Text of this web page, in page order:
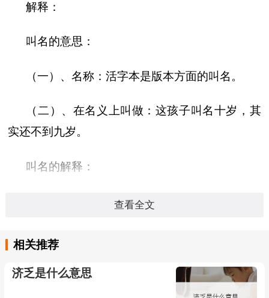
解释：
叫名的意思：
（一）、名称：活字本是版本方面的叫名。
（二）、在名义上叫做：这孩子叫名十岁，其
实还不到九岁。
叫名的解释：
（一）、名字叫做；叫做。
《清平山堂话本·合同文字记》：“生得一个孩
（二）、方言。名称。如：活字本是书籍版本
查看全文
相关推荐
济乏是什么意思